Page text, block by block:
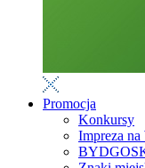
Promocja
Konkursy
Impreza na